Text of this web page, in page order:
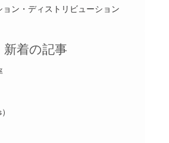
ョン・ディストリビューション
新着の記事